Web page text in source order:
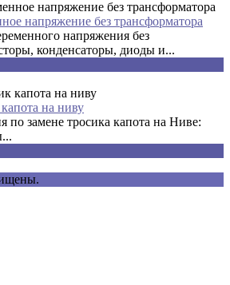
напряжение без трансформатора
напряжения без
конденсаторы, диоды и...
на ниву
по замене тросика капота на Ниве: